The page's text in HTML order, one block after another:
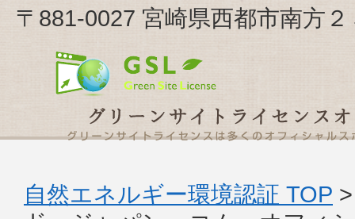
〒881-0027 宮崎県西都市南方
自然エネルギー環境認証 TOP